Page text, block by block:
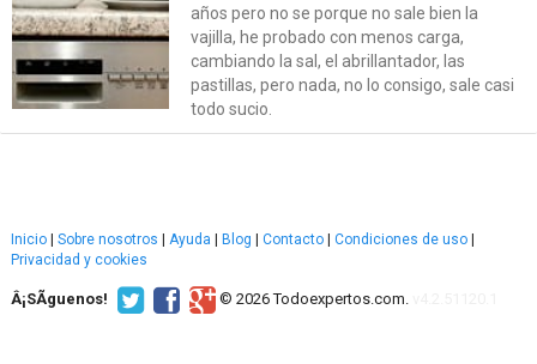
años pero no se porque no sale bien la
vajilla, he probado con menos carga,
cambiando la sal, el abrillantador, las
pastillas, pero nada, no lo consigo, sale casi
todo sucio.
Inicio | Sobre nosotros | Ayuda | Blog | Contacto | Condiciones de uso |
Privacidad y cookies
Â¡SÃ­guenos! © 2026 Todoexpertos.com.